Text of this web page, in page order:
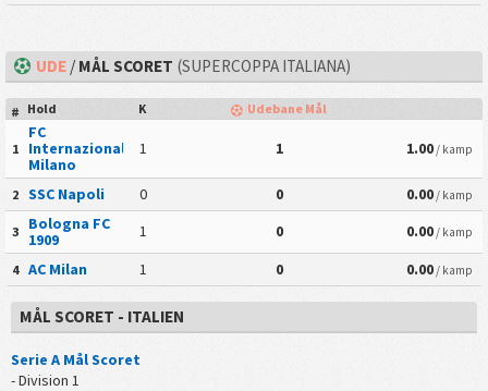
UDE /MÅL SCORET (SUPERCOPPA ITALIANA)
# Hold K Udebane Mål
1
FC
Internazionale
Milano
1 1 1.00/ kamp
2 SSC Napoli 0 0 0.00/ kamp
3
Bologna FC
1909
1 0 0.00/ kamp
4 AC Milan 1 0 0.00/ kamp
MÅL SCORET - ITALIEN
Serie A Mål Scoret
- Division 1